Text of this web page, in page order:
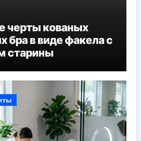
черты кованых
бра в виде факела с
старины